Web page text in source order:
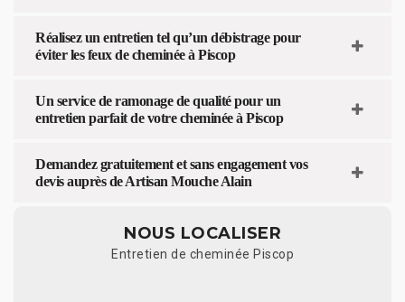
Réalisez un entretien tel qu’un débistrage pour
éviter les feux de cheminée à Piscop
Un service de ramonage de qualité pour un
entretien parfait de votre cheminée à Piscop
Demandez gratuitement et sans engagement vos
devis auprès de Artisan Mouche Alain
NOUS LOCALISER
Entretien de cheminée Piscop